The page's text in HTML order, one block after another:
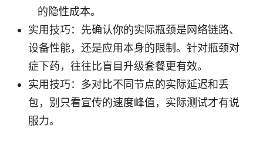
的隐性成本。
实用技巧：先确认你的实际瓶颈是网络链路、
设备性能，还是应用本身的限制。针对瓶颈对
症下药，往往比盲目升级套餐更有效。
实用技巧：多对比不同节点的实际延迟和丢
包，别只看宣传的速度峰值，实际测试才有说
服力。